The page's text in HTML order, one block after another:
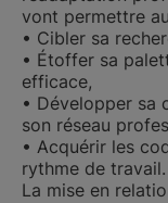
vont permettre
• Cibler sa
• Étoffer sa
efficace,
• Développer sa
son réseau
• Acquérir les
rythme de travail.
La mise en